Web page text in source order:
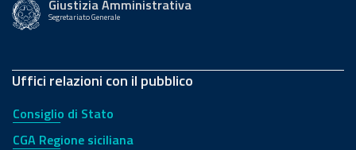
Giustizia Amministrativa
Segretariato Generale
Uffici relazioni con il pubblico
Consiglio di Stato
CGA Regione siciliana